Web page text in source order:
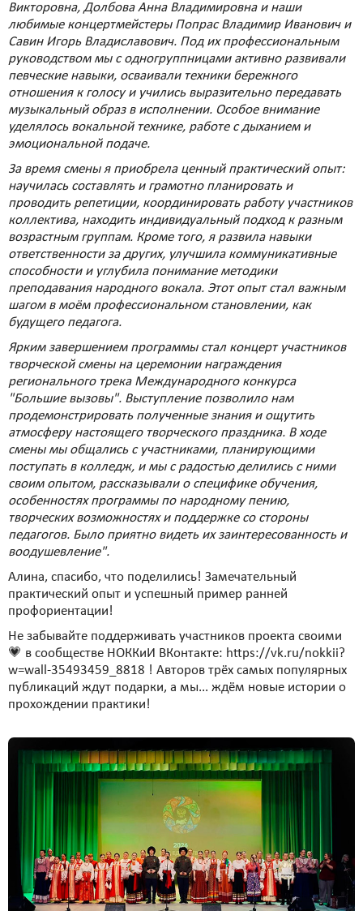
Викторовна, Долбова Анна Владимировна и наши
любимые концертмейстеры Попрас Владимир Иванович и
Савин Игорь Владиславович. Под их профессиональным
руководством мы с одногруппницами активно развивали
певческие навыки, осваивали техники бережного
отношения к голосу и учились выразительно передавать
музыкальный образ в исполнении. Особое внимание
уделялось вокальной технике, работе с дыханием и
эмоциональной подаче.
За время смены я приобрела ценный практический опыт:
научилась составлять и грамотно планировать и
проводить репетиции, координировать работу участников
коллектива, находить индивидуальный подход к разным
возрастным группам. Кроме того, я развила навыки
ответственности за других, улучшила коммуникативные
способности и углубила понимание методики
преподавания народного вокала. Этот опыт стал важным
шагом в моём профессиональном становлении, как
будущего педагога.
Ярким завершением программы стал концерт участников
творческой смены на церемонии награждения
регионального трека Международного конкурса
"Большие вызовы". Выступление позволило нам
продемонстрировать полученные знания и ощутить
атмосферу настоящего творческого праздника. В ходе
смены мы общались с участниками, планирующими
поступать в колледж, и мы с радостью делились с ними
своим опытом, рассказывали о специфике обучения,
особенностях программы по народному пению,
творческих возможностях и поддержке со стороны
педагогов. Было приятно видеть их заинтересованность и
воодушевление".
Алина, спасибо, что поделились! Замечательный
практический опыт и успешный пример ранней
профориентации!
Не забывайте поддерживать участников проекта своими
💗 в сообществе НОККиИ ВКонтакте: https://vk.ru/nokkii?
w=wall-35493459_8818 ! Авторов трёх самых популярных
публикаций ждут подарки, а мы... ждём новые истории о
прохождении практики!